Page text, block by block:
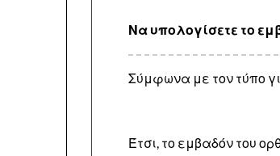
Να υπολογίσετε το
Σύμφωνα με τον τύπο
Έτσι, το εμβαδόν του